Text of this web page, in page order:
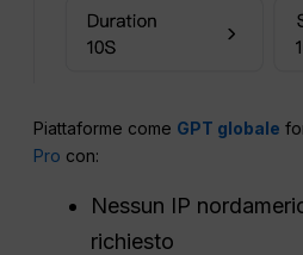
Piattaforme come GPT globale
Pro con:
Nessun IP
richiesto